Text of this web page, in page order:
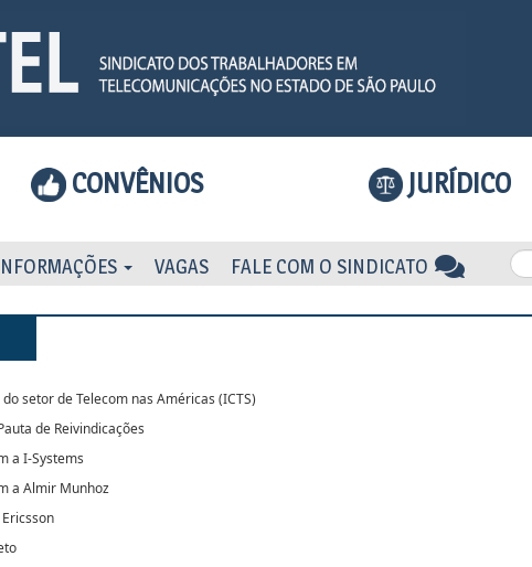
CONVÊNIOS JURÍDICO
VAGAS FALE COM O SINDICATO
setor de Telecom nas Américas (ICTS)
de Reivindicações
a I-Systems
a Almir Munhoz